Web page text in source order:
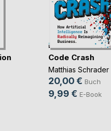
Code Crash
Matthias Schrader
20,00 € Buch
9,99 € E-Book